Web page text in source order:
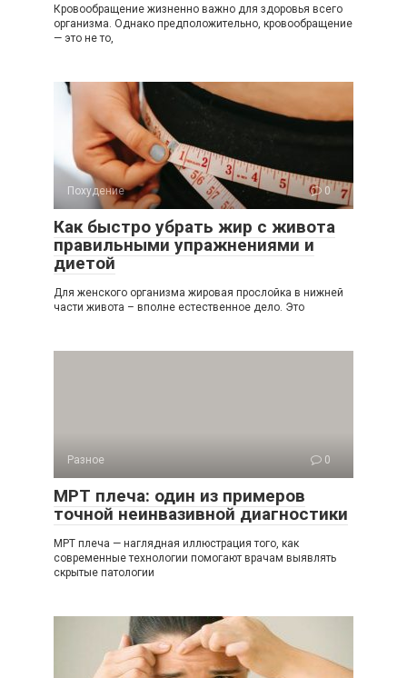
Кровообращение жизненно важно для здоровья всего
организма. Однако предположительно, кровообращение
— это не то,
Похудение 0
Как быстро убрать жир с живота
правильными упражнениями и
диетой
Для женского организма жировая прослойка в нижней
части живота – вполне естественное дело. Это
Разное 0
МРТ плеча: один из примеров
точной неинвазивной диагностики
МРТ плеча — наглядная иллюстрация того, как
современные технологии помогают врачам выявлять
скрытые патологии